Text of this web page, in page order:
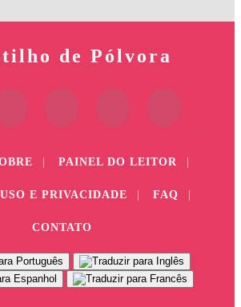
| PAINEL DO LEITOR |
E PRIVACIDADE | FAQ |
CONTATO